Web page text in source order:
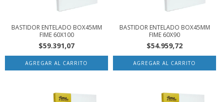
BASTIDOR ENTELADO BOX45MM
FIME 60X100
$59.391,07
BASTIDOR ENTELADO BOX45MM
FIME 60X90
$54.959,72